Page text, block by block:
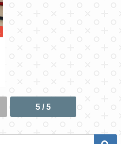
5 / 5